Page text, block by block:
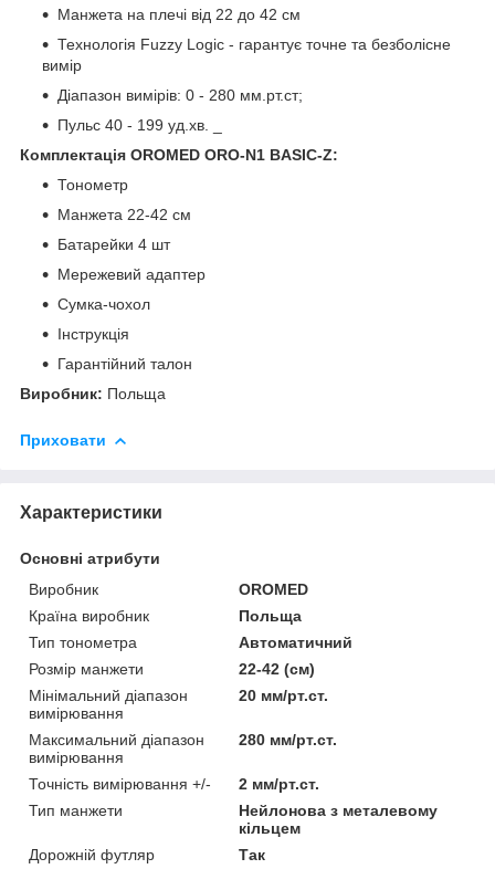
Манжета на плечі від 22 до 42 см
Технологія Fuzzy Logic - гарантує точне та безболісне
вимір
Діапазон вимірів: 0 - 280 мм.рт.ст;
Пульс 40 - 199 уд.хв. _
Комплектація OROMED ORO-N1 BASIC-Z:
Тонометр
Манжета 22-42 см
Батарейки 4 шт
Мережевий адаптер
Сумка-чохол
Інструкція
Гарантійний талон
​​​​​​​Виробник: Польща
Приховати
Характеристики
Основні атрибути
Виробник
OROMED
Країна виробник
Польща
Тип тонометра
Автоматичний
Розмір манжети
22-42 (см)
Мінімальний діапазон
вимірювання
20 мм/рт.ст.
Максимальний діапазон
вимірювання
280 мм/рт.ст.
Точність вимірювання +/-
2 мм/рт.ст.
Тип манжети
Нейлонова з металевому
кільцем
Дорожній футляр
Так